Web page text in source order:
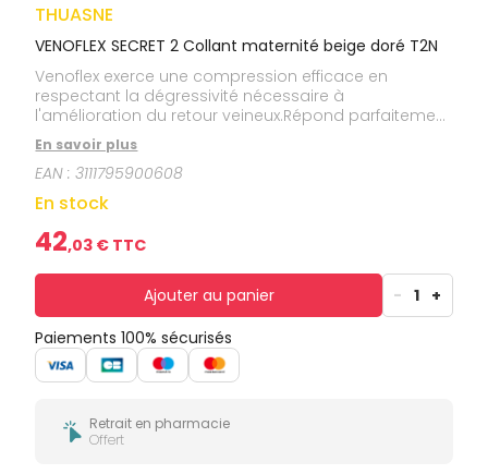
THUASNE
VENOFLEX SECRET 2 Collant maternité beige doré T2N
Venoflex exerce une compression efficace en
respectant la dégressivité nécessaire à
l'amélioration du retour veineux.Répond parfaitement
à la prescription médicale.La finesse de la maille et
la haute qualité des fibres élastiques de Venoflex
améliorent à la fois l'esthétique du produit et le
confort du patient :douceur et souplesse,finesse,
brillance et transparence,facilité d'enfilage.Venoflex,
par ses propriétés, optimise l'observance
thérapeutique.Taille: 2N.Couleur: beige doré.
En savoir plus
EAN :3111795900608
En stock
42,03 € TTC
Ajouter au panier - 1 +
Paiements 100% sécurisés
Retrait en pharmacie
Offert